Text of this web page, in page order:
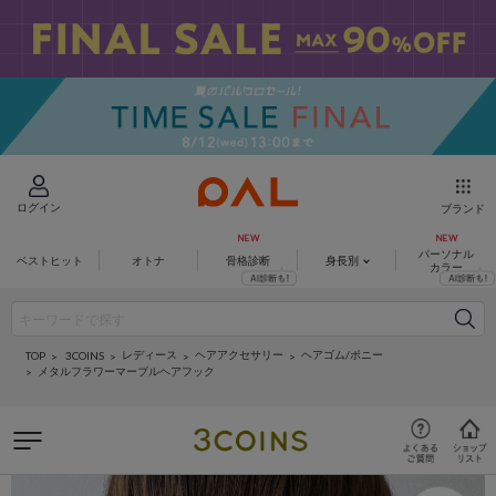
ログイン ブランド
ベストヒット オトナ 骨格診断 身長別
パーソナル
カラー
TOP 3COINS レディース ヘアアクセサリー
ヘアゴム/ポニー
メタルフラワーマーブルヘアフック